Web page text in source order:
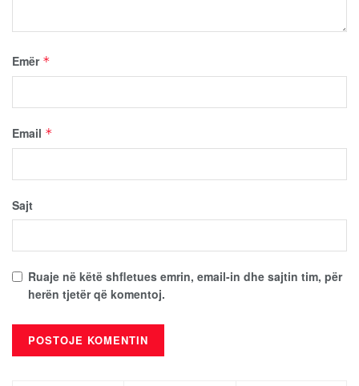
Emër *
Email *
Sajt
Ruaje në këtë shfletues emrin, email-in dhe sajtin tim, për
herën tjetër që komentoj.